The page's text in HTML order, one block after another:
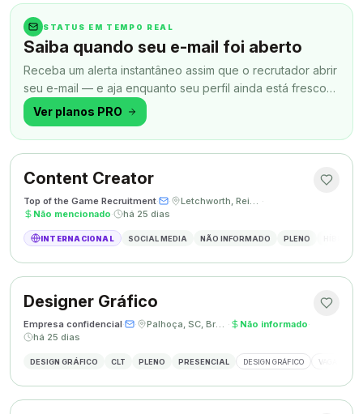
STATUS EM TEMPO REAL
Saiba quando seu e-mail foi aberto
Receba um alerta instantâneo assim que o recrutador abrir
seu e-mail — e aja enquanto seu perfil ainda está fresco
na memória.
Ver planos PRO
Content Creator
Top of the Game Recruitment· · Letchworth, Reino Unido ·
Não mencionado· há 25 dias
INTERNACIONAL SOCIAL MEDIA NÃO INFORMADO PLENO
Designer Gráfico
Empresa confidencial· · Palhoça, SC, Brasil · Não informado·
há 25 dias
DESIGN GRÁFICO CLT PLENO PRESENCIAL DESIGN GRÁFICO VAGA